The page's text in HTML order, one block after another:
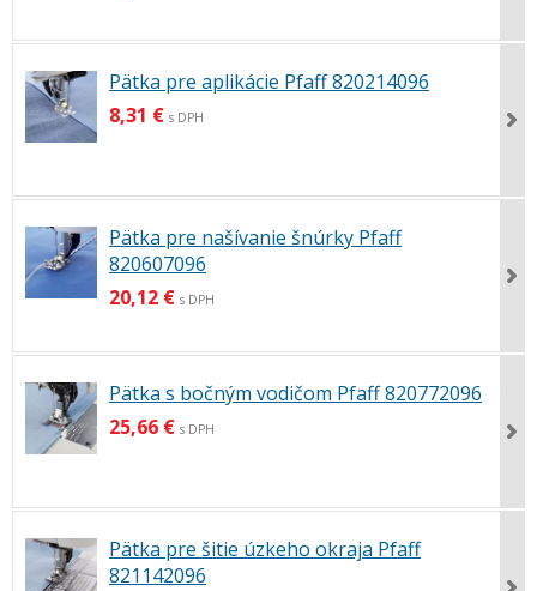
Pätka pre aplikácie Pfaff 820214096
8,31 € s DPH
Pätka pre našívanie šnúrky Pfaff
820607096
20,12 € s DPH
Pätka s bočným vodičom Pfaff 820772096
25,66 € s DPH
Pätka pre šitie úzkeho okraja Pfaff
821142096